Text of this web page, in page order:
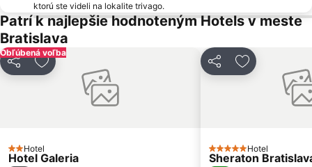
Parndorf Designer Outlet
Trnávka
Most SNP
Bratislava Castle
Obchodná
Bratislava osobný prístav
Koliba
Polus City Center
Kostol svätej Alžbety - Modrý kostolík
Gabčíkovo - vodné dielo
ktorú ste videli na lokalite trivago.
Patrí k najlepšie hodnoteným Hotels v meste
Bratislava
Obľúbená voľba
ZdieľaťPridať do obľúbených
2 Počet hviezdičiek
Hotel
Hotel Galeria
ZdieľaťPridať do
5 Počet hviezdičiek
Hotel
Sheraton